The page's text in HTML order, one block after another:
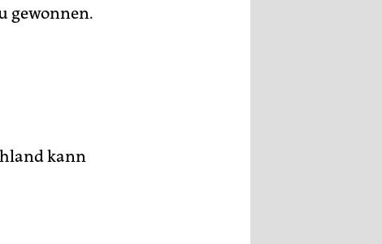
gewonnen.
kann